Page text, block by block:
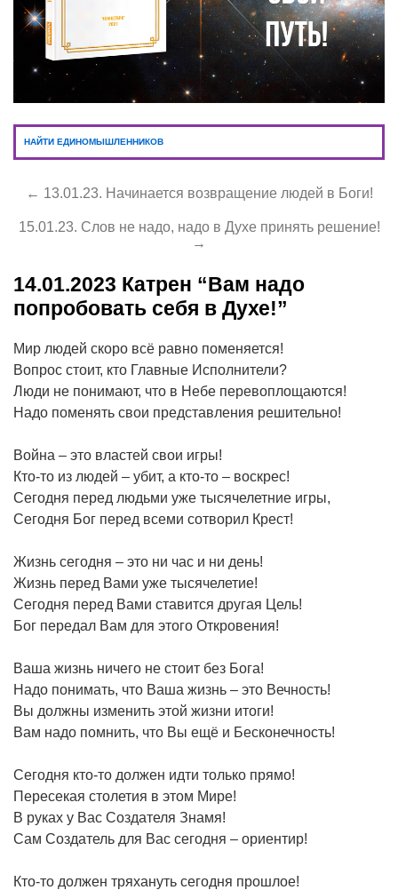
НАЙТИ ЕДИНОМЫШЛЕННИКОВ
← 13.01.23. Начинается возвращение людей в Боги!
15.01.23. Слов не надо, надо в Духе принять решение!
→
14.01.2023 Катрен “Вам надо
попробовать себя в Духе!”
Мир людей скоро всё равно поменяется!
Вопрос стоит, кто Главные Исполнители?
Люди не понимают, что в Небе перевоплощаются!
Надо поменять свои представления решительно!
Война – это властей свои игры!
Кто-то из людей – убит, а кто-то – воскрес!
Сегодня перед людьми уже тысячелетние игры,
Сегодня Бог перед всеми сотворил Крест!
Жизнь сегодня – это ни час и ни день!
Жизнь перед Вами уже тысячелетие!
Сегодня перед Вами ставится другая Цель!
Бог передал Вам для этого Откровения!
Ваша жизнь ничего не стоит без Бога!
Надо понимать, что Ваша жизнь – это Вечность!
Вы должны изменить этой жизни итоги!
Вам надо помнить, что Вы ещё и Бесконечность!
Сегодня кто-то должен идти только прямо!
Пересекая столетия в этом Мире!
В руках у Вас Создателя Знамя!
Сам Создатель для Вас сегодня – ориентир!
Кто-то должен тряхануть сегодня прошлое!